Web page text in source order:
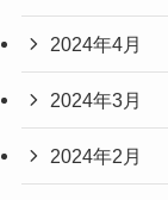
2024年4月
2024年3月
2024年2月